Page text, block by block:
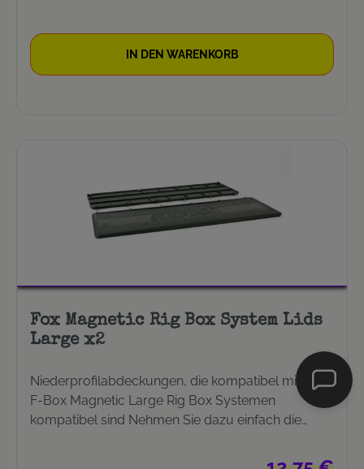
Dispenser 2 x 8 Compartment Box 1 x 4
Compartment Box 1 x 2 Compartment Box 2 x Flip
Top Box 2 x Rig Board
IN DEN WARENKORB
Fox Magnetic Rig Box System Lids
Large x2
Niederprofilabdeckungen, die kompatibel mit den
F-Box Magnetic Large Rig Box Systemen
kompatibel sind Nehmen Sie dazu einfach die
Systeme auseinander und setzen die Liddeckel auf
Regulärer